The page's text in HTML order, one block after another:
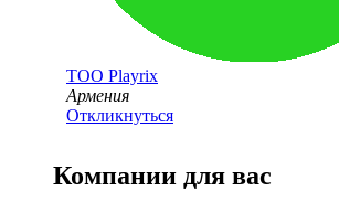
ТОО Playrix
Армения
Откликнуться
Компании для вас